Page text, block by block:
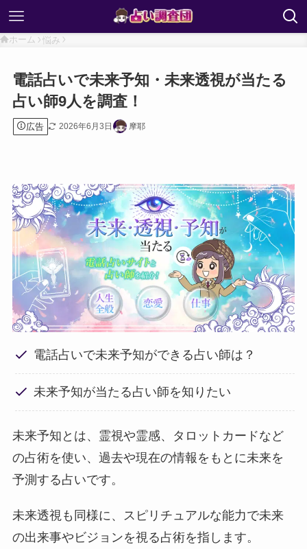
ホーム 悩み
電話占いで未来予知・未来透視が当たる
占い師9人を調査！
広告 2026年6月3日 摩耶
電話占いで未来予知ができる占い師は？
未来予知が当たる占い師を知りたい
未来予知とは、霊視や霊感、タロットカードなど
の占術を使い、過去や現在の情報をもとに未来を
予測する占いです。
未来透視も同様に、スピリチュアルな能力で未来
の出来事やビジョンを視る占術を指します。